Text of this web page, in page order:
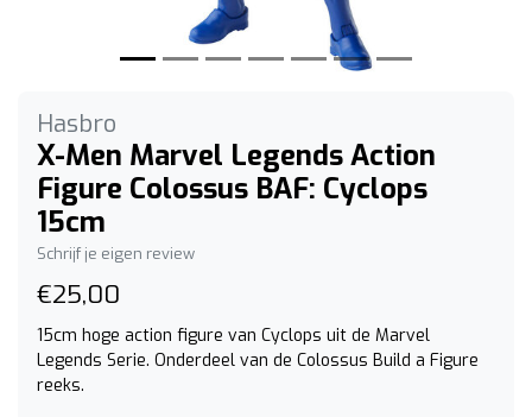
Hasbro
X-Men Marvel Legends Action
Figure Colossus BAF: Cyclops
15cm
Schrijf je eigen review
€25,00
15cm hoge action figure van Cyclops uit de Marvel
Legends Serie. Onderdeel van de Colossus Build a Figure
reeks.